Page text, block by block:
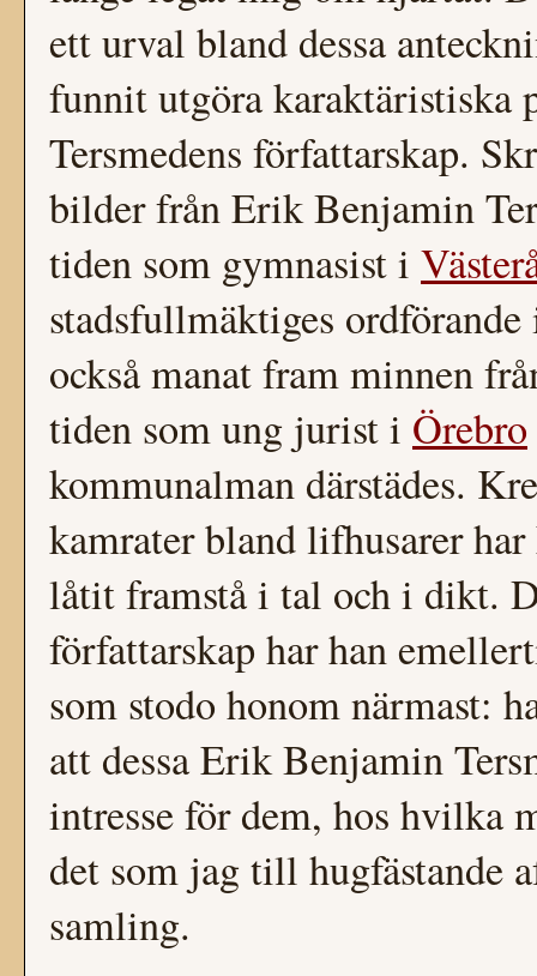
ett urval bland dessa
funnit utgöra karaktäristiska
Tersmedens författarskap.
bilder från Erik Benjamin
tiden som gymnasist i
stadsfullmäktiges
också manat fram minnen
tiden som ung jurist i Örebro
kommunalman därstädes.
kamrater bland lifhusarer
låtit framstå i tal och i dikt.
författarskap har han
som stodo honom närmast:
att dessa Erik Benjamin
intresse för dem, hos hvilka
det som jag till hugfästande
samling.